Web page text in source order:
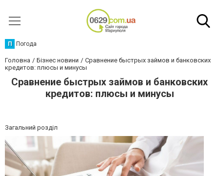
П Погода
Головна Бізнес новини
Сравнение быстрых займов и банковских
кредитов: плюсы и минусы
Сравнение быстрых займов и банковских
кредитов: плюсы и минусы
Загальний розділ